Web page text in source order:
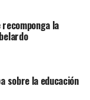
la
sobre la educación